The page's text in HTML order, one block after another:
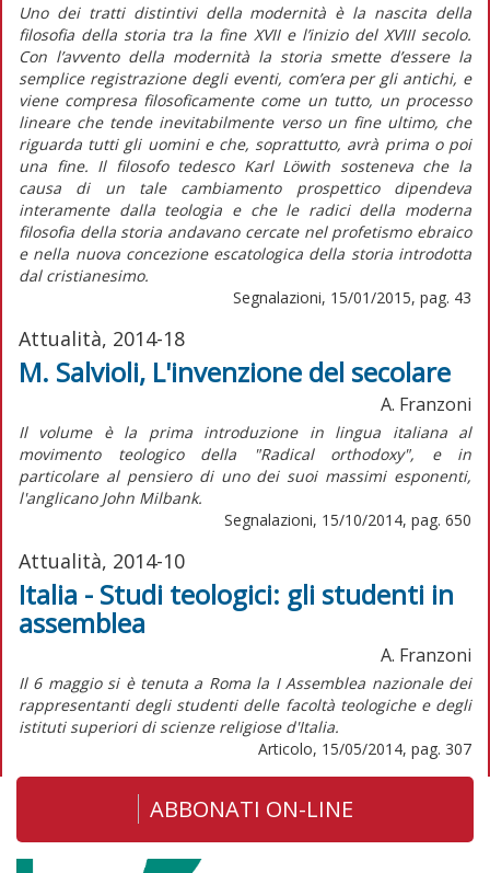
Uno dei tratti distintivi della modernità è la nascita della
filosofia della storia tra la fine XVII e l’inizio del XVIII secolo.
Con l’avvento della modernità la storia smette d’essere la
semplice registrazione degli eventi, com’era per gli antichi, e
viene compresa filosoficamente come un tutto, un processo
lineare che tende inevitabilmente verso un fine ultimo, che
riguarda tutti gli uomini e che, soprattutto, avrà prima o poi
una fine. Il filosofo tedesco Karl Löwith sosteneva che la
causa di un tale cambiamento prospettico dipendeva
interamente dalla teologia e che le radici della moderna
filosofia della storia andavano cercate nel profetismo ebraico
e nella nuova concezione escatologica della storia introdotta
dal cristianesimo.
Segnalazioni, 15/01/2015, pag. 43
Attualità, 2014-18
M. Salvioli, L'invenzione del secolare
A. Franzoni
Il volume è la prima introduzione in lingua italiana al
movimento teologico della "Radical orthodoxy", e in
particolare al pensiero di uno dei suoi massimi esponenti,
l'anglicano John Milbank.
Segnalazioni, 15/10/2014, pag. 650
Attualità, 2014-10
Italia - Studi teologici: gli studenti in
assemblea
A. Franzoni
Il 6 maggio si è tenuta a Roma la I Assemblea nazionale dei
rappresentanti degli studenti delle facoltà teologiche e degli
istituti superiori di scienze religiose d'Italia.
Articolo, 15/05/2014, pag. 307
ABBONATI ON-LINE